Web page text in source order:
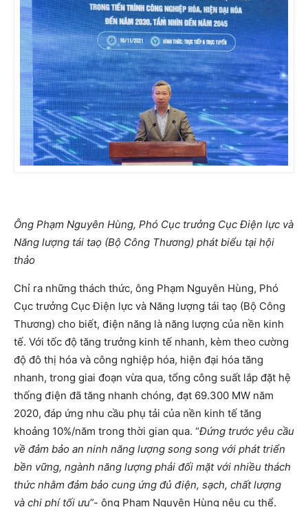
Ông Phạm Nguyên Hùng, Phó Cục trưởng Cục Điện lực và
Năng lượng tái taọ (Bộ Công Thương) phát biểu tại hội
thảo
Chỉ ra những thách thức, ông Phạm Nguyên Hùng, Phó
Cục trưởng Cục Điện lực và Năng lượng tái taọ (Bộ Công
Thương) cho biết, điện năng là năng lượng của nền kinh
tế. Với tốc độ tăng trưởng kinh tế nhanh, kèm theo cường
độ đô thị hóa và công nghiệp hóa, hiện đại hóa tăng
nhanh, trong giai đoạn vừa qua, tổng công suất lắp đặt hệ
thống điện đã tăng nhanh chóng, đạt 69.300 MW năm
2020, đáp ứng nhu cầu phụ tải của nền kinh tế tăng
khoảng 10%/năm trong thời gian qua. “Đứng trước yêu cầu
về đảm bảo an ninh năng lượng song song với phát triển
bền vững, ngành năng lượng phải đối mặt với nhiều thách
thức nhằm đảm bảo cung ứng đủ điện, sạch, chất lượng
và chi phí tối ưu”- ông Phạm Nguyên Hùng nêu cụ thể.